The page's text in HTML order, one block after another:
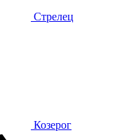
Стрелец
Козерог